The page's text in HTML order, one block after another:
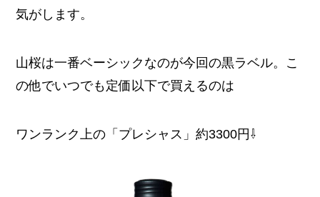
気がします。
山桜は一番ベーシックなのが今回の黒ラベル。こ
の他でいつでも定価以下で買えるのは
ワンランク上の「プレシャス」約3300円⇩